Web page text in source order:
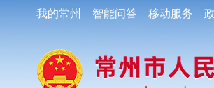
我的常州 智能问答 移动服务